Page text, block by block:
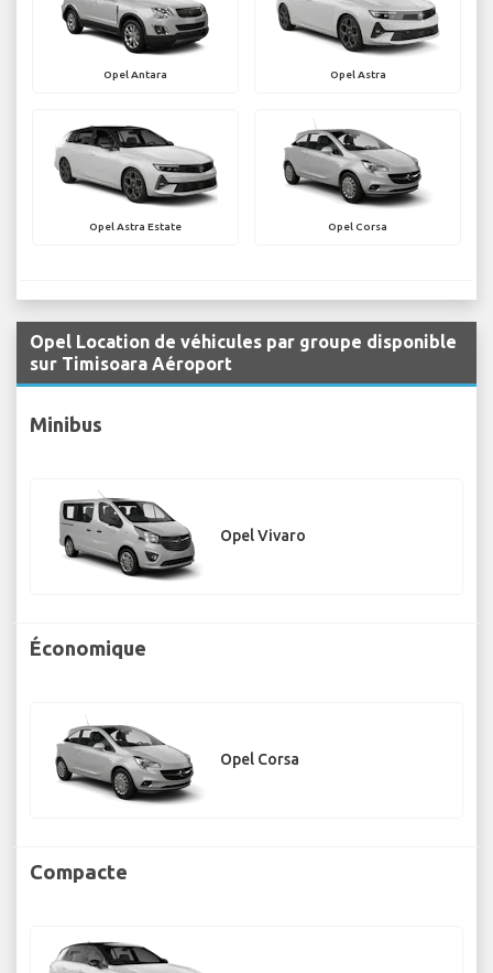
Opel Antara Opel Astra
Opel Astra Estate Opel Corsa
Opel Location de véhicules par groupe disponible
sur Timisoara Aéroport
Minibus
Opel Vivaro
Économique
Opel Corsa
Compacte